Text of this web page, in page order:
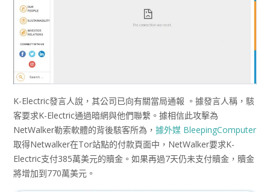
K-Electric發言人說，其公司已向有關當局通報 。據發言人稱，駭
客要求K-Electric通過暗網與他們聯繫。據相信此攻擊為
NetWalker勒索軟體的背後駭客所為， 據外媒 BleepingComputer
取得Netwalker在Tor站點的付款頁面中，NetWalker要求K-
Electric支付385萬美元的贖金。如果再過7天仍未支付贖金，贖金
將增加到770萬美元。